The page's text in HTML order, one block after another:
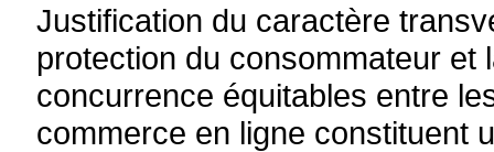
Justification du caractère
protection du consommateur et
concurrence équitables entre
commerce en ligne constituent